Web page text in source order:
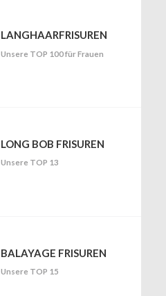
LANGHAARFRISUREN
Unsere TOP 100 für Frauen
LONG BOB FRISUREN
Unsere TOP 13
BALAYAGE FRISUREN
Unsere TOP 15